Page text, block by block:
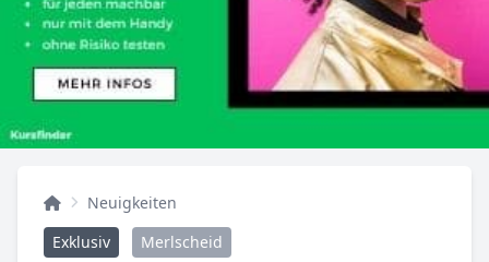
Neuigkeiten
Exklusiv
Merlscheid